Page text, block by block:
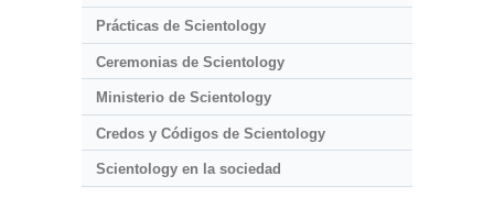
Prácticas de Scientology
Ceremonias de Scientology
Ministerio de Scientology
Credos y Códigos de Scientology
Scientology en la sociedad